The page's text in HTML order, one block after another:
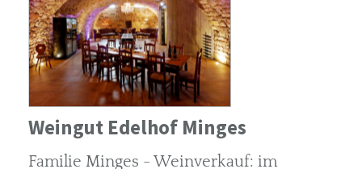
Weingut Edelhof Minges
Familie Minges - Weinverkauf: im